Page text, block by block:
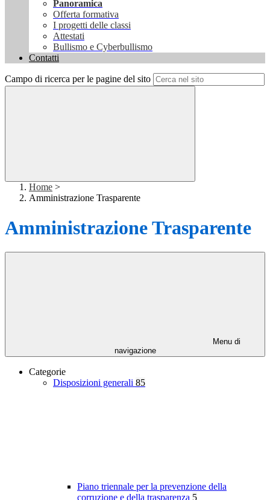
Panoramica
Offerta formativa
I progetti delle classi
Attestati
Bullismo e Cyberbullismo
Contatti
Campo di ricerca per le pagine del sito
Home >
Amministrazione Trasparente
Amministrazione Trasparente
Menu di
navigazione
Categorie
Disposizioni generali 85
Piano triennale per la prevenzione della
corruzione e della trasparenza 5